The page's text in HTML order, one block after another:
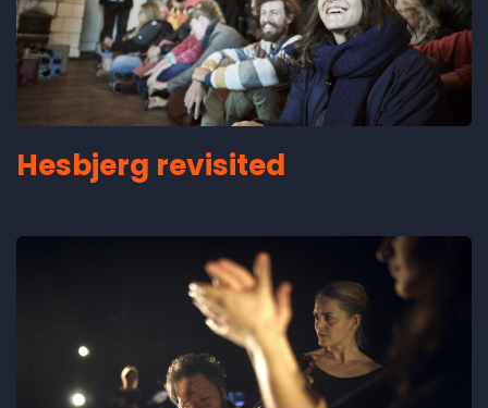
Hesbjerg revisited